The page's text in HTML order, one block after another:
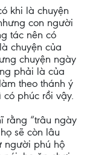
khi là chuyện
con người
tác nên có
chuyện của
chuyện ngày
phải là của
theo thánh ý
phúc rồi vậy.
rằng “trâu ngày
sẽ còn lâu
người phú hộ